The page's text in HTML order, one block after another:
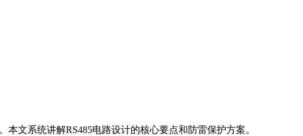
文系统讲解RS485电路设计的核心要点和防雷保护方案。